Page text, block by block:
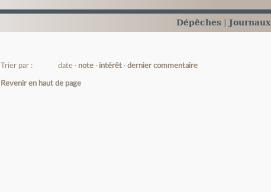
Dépêches Journaux
Trier par : date note intérêt dernier commentaire
Revenir en haut de page